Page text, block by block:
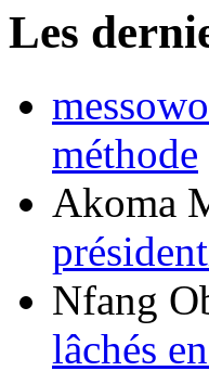
Les
méthode
Akoma
Nfang
lâchés